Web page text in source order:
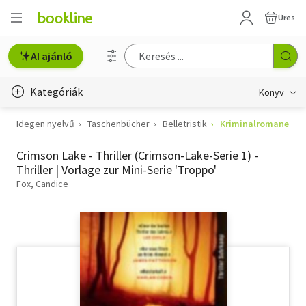
Üres
AI ajánló
Kategóriák Könyv
Életmód, egészség
Erotika
Gyermek- és ifjúsági
Hobbi, szabadidő
Idegen nyelvű Taschenbücher Belletristik Kriminalromane
Crimson Lake - Thriller (Crimson-Lake-Serie 1) -
Thriller | Vorlage zur Mini-Serie 'Troppo'
Fox, Candice